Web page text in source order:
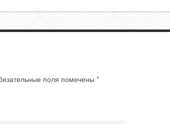
поля помечены *